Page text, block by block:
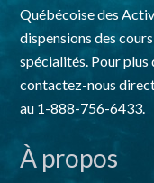
Québécoise des
dispensions des
spécialités. Pour plus
contactez-nous
au 1-888-756-6433.
À propos